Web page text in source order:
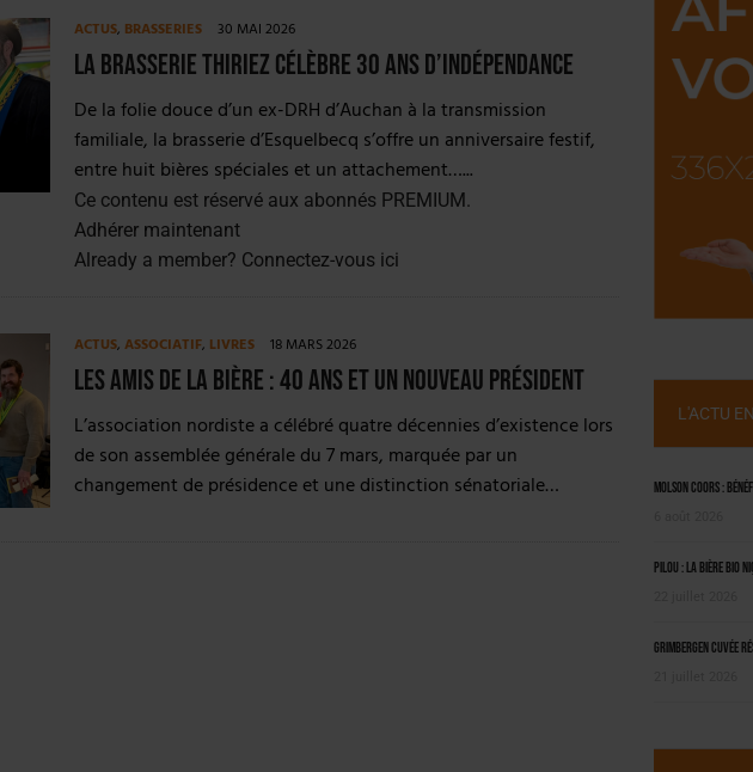
DU GROUPE ANTHONY MARTIN
SAINTE COLOMBE, 30 ANS, PIONNIÈRE EN ILLE-ET-VILAINE
CÉLÈBRE LES 70 ANS DE LA CHIMAY BLEUE
ACTUS, BRASSERIES 30 MAI 2026
La Brasserie Thiriez célèbre 30 ans d’indépendance
De la folie douce d’un ex-DRH d’Auchan à la transmission
familiale, la brasserie d’Esquelbecq s’offre un anniversaire festif,
entre huit bières spéciales et un attachement…...
Ce contenu est réservé aux abonnés PREMIUM.
Adhérer maintenant
Already a member? Connectez-vous ici
ACTUS, ASSOCIATIF, LIVRES 18 MARS 2026
Les Amis de la Bière : 40 ans et un nouveau président
L’association nordiste a célébré quatre décennies d’existence lors
de son assemblée générale du 7 mars, marquée par un
changement de présidence et une distinction sénatoriale…
L'ACTU
Molson Coors :
Pilou : la bière bio
Grimbergen Cuvée